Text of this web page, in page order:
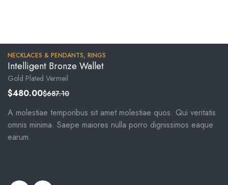
NECKLACES & PENDANTS, RINGS
Intelligent Bronze Wallet
Gold Plated Vermeil
$687.10
$480.00
A molestiae temporibus sit amet molestiae quos. Qui veritatis
omnis minima. Saepe maiores nulla porro dignissimos eaque
earum.